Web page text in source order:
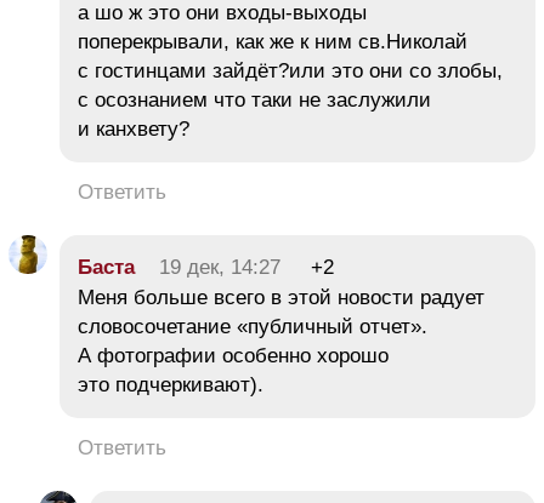
а шо ж это они входы-выходы
поперекрывали, как же к ним св.Николай
с гостинцами зайдёт?или это они со злобы,
с осознанием что таки не заслужили
и канхвету?
Ответить
Баста 19 дек, 14:27
+2
Меня больше всего в этой новости радует
словосочетание «публичный отчет».
А фотографии особенно хорошо
это подчеркивают).
Ответить